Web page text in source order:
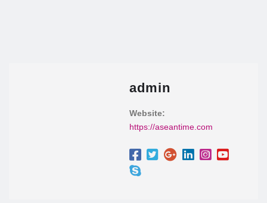
admin
Website:
https://aseantime.com